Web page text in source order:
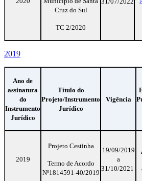
Cruz do Sul
TC 2/2020
2019
Ano de
assinatura
do
Instrumento
Jurídico
Título do
Projeto/Instrumento
Jurídico
Vigência
2019
Projeto Cestinha
Termo de Acordo
Nº1814591-40/2019
19/09/2019
a
31/10/2021